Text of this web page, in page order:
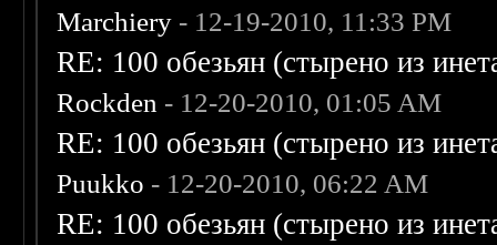
Marchiery - 12-19-2010, 11:33 PM
RE: 100 обезьян (стырено из
Rockden - 12-20-2010, 01:05 AM
RE: 100 обезьян (стырено из
Puukko - 12-20-2010, 06:22 AM
RE: 100 обезьян (стырено из